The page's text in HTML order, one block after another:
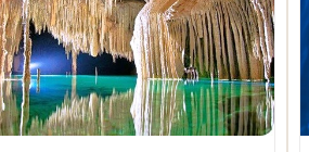
Note5.00
sur 5
SELECT OPTIONS / DÉTAILS